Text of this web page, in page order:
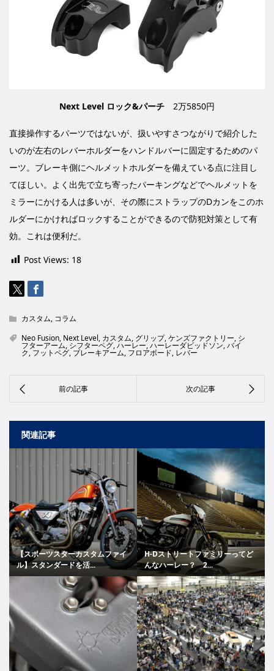
Next Level ロック&パーチ 2万5850円
直接操作するパーツではないが、扱いやすさつながりで紹介した
いのが左右のレバーホルダーをハンドルバーに固定するためのパ
ーツ。ブレーキ側にヘルメットホルダーを備えている点に注目し
てほしい。よく出先で立ち寄ったパーキングなどでヘルメットを
ミラーにかける人は多いが、その際にストラップのDカンをこのホ
ルダーにかければロックすることができるので防犯対策として有
効。これは便利だ。
Post Views: 18
カスタム, コラム
Neo Fusion, Next Level, カスタム, グリップ,ケンズファクトリー, シ
フターアーム, シフターペグ,ハーレー,ハーレーダビッドソン,バイ
ク,フットペグ, ブレーキアーム, フロアボード, レバー
関連記事
【スポーツスターカスタムファイ
ル】スタンダードを活...
H-Dストリートファミリーってど
んなハーレー？ 2...